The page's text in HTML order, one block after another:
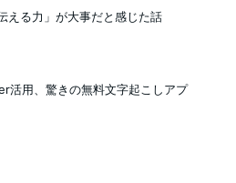
える力」が大事だと感じた話
活用、驚きの無料文字起こしアプ